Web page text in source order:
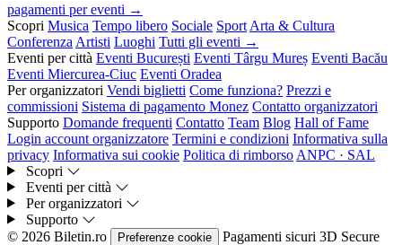
pagamenti per eventi →
Scopri Musica Tempo libero Sociale Sport Arta & Cultura
Conferenza Artisti Luoghi Tutti gli eventi →
Eventi per città Eventi București Eventi Târgu Mureș Eventi Bacău
Eventi Miercurea-Ciuc Eventi Oradea
Per organizzatori Vendi biglietti Come funziona? Prezzi e
commissioni Sistema di pagamento Monez Contatto organizzatori
Supporto Domande frequenti Contatto Team Blog Hall of Fame
Login account organizzatore Termini e condizioni Informativa sulla
privacy Informativa sui cookie Politica di rimborso ANPC · SAL
Scopri
Eventi per città
Per organizzatori
Supporto
© 2026 Biletin.ro
Preferenze cookie Pagamenti sicuri 3D Secure